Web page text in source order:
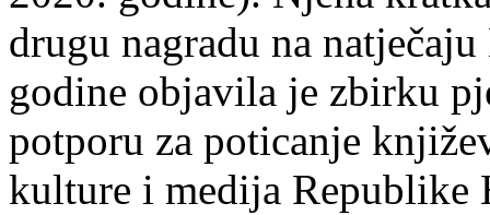
drugu nagradu na
godine objavila je zbirku
potporu za poticanje
kulture i medija Republike